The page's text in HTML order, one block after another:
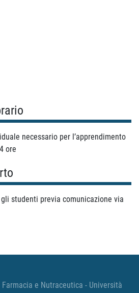
necessario per l’apprendimento
ore
studenti previa comunicazione via
e Nutraceutica - Università